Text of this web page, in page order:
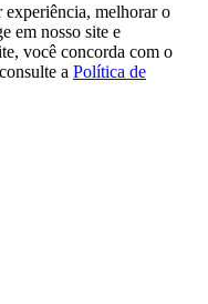
melhorar o
em nosso site e
você concorda com o
a Política de